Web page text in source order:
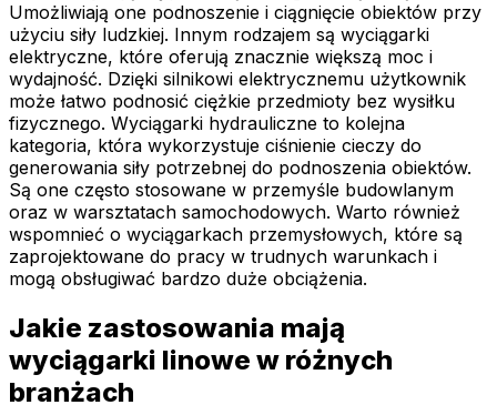
Umożliwiają one podnoszenie i ciągnięcie obiektów przy
użyciu siły ludzkiej. Innym rodzajem są wyciągarki
elektryczne, które oferują znacznie większą moc i
wydajność. Dzięki silnikowi elektrycznemu użytkownik
może łatwo podnosić ciężkie przedmioty bez wysiłku
fizycznego. Wyciągarki hydrauliczne to kolejna
kategoria, która wykorzystuje ciśnienie cieczy do
generowania siły potrzebnej do podnoszenia obiektów.
Są one często stosowane w przemyśle budowlanym
oraz w warsztatach samochodowych. Warto również
wspomnieć o wyciągarkach przemysłowych, które są
zaprojektowane do pracy w trudnych warunkach i
mogą obsługiwać bardzo duże obciążenia.
Jakie zastosowania mają
wyciągarki linowe w różnych
branżach